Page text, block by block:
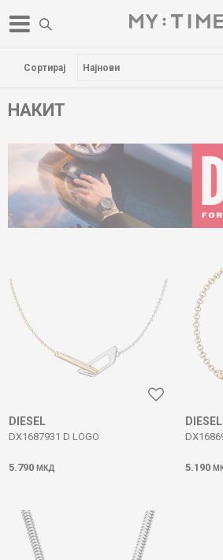
БЕСПЛАТНА ДОСТАВА НАД 3000
НАКИТ
Сортирај
DIESEL
DX1687931 D LOGO
5.790 МКД
DIESEL
5.190